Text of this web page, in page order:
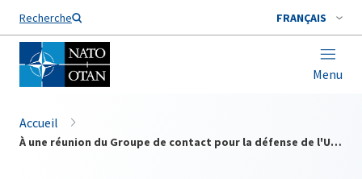
Recherche FRANÇAIS
Menu
Nom de famille*
Accueil
À une réunion du Groupe de contact pour la défense de l'Ukraine, le secrétaire général de l’OTAN salue le leadership des États-Unis et appelle à la poursuite du soutien à l’Ukraine